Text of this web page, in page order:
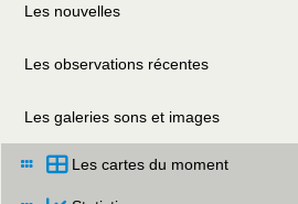
Les nouvelles
Les observations récentes
Les galeries sons et images
Les cartes du moment